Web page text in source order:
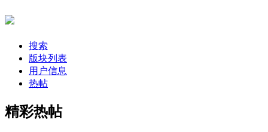
搜索
版块列表
用户信息
热帖
精彩热帖